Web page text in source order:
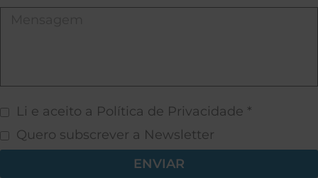
Li e aceito a Política de Privacidade *
Quero subscrever a Newsletter
ENVIAR